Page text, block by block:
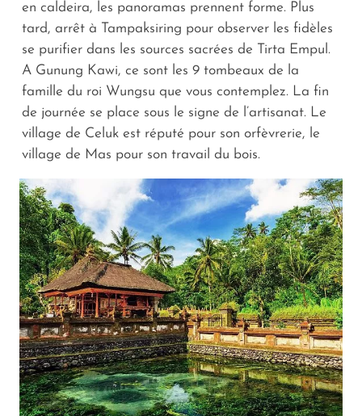
en caldeira, les panoramas prennent forme. Plus
tard, arrêt à Tampaksiring pour observer les fidèles
se purifier dans les sources sacrées de Tirta Empul.
A Gunung Kawi, ce sont les 9 tombeaux de la
famille du roi Wungsu que vous contemplez. La fin
de journée se place sous le signe de l’artisanat. Le
village de Celuk est réputé pour son orfèvrerie, le
village de Mas pour son travail du bois.